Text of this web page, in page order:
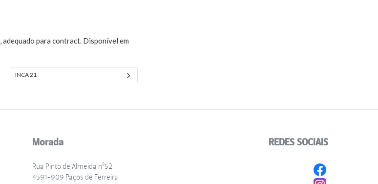
, adequado para contract. Disponível em
INCA 21
Morada
Rua Pinto de Almeida nº52
4591-909 Paços de Ferreira
REDES SOCIAIS